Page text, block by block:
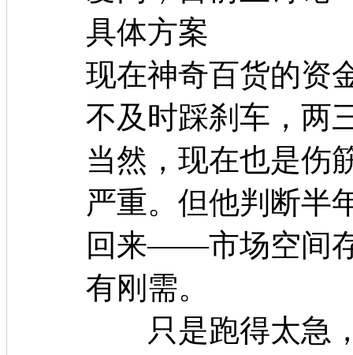
现在神奇百货的资
不及时踩刹车，两
当然，现在也是伤
严重。但他判断半
回来——市场空间
有刚需。
只是跑得太急，